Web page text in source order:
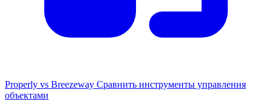
Properly vs Breezeway Сравнить инструменты управления
объектами